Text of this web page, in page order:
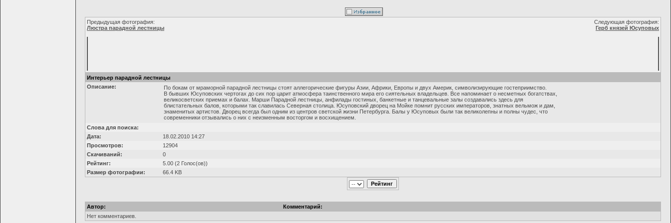
Предыдущая фотография:
Люстра парадной лестницы
Следующая фотография:
Герб князей Юсуповых
Интерьер парадной лестницы
Описание:
По бокам от мраморной парадной лестницы стоят аллегорические фигуры Азии, Африки, Европы и двух Америк, символизирующие гостеприимство.
В бывших Юсуповских чертогах до сих пор царит атмосфера таинственного мира его сиятельных владельцев. Все напоминает о несметных богатствах,
великосветских приемах и балах. Марши Парадной лестницы, анфилады гостиных, банкетные и танцевальные залы создавались здесь для
блистательных балов, которыми так славилась Северная столица. Юсуповский дворец на Мойке помнит русских императоров, знатных вельмож и дам,
знаменитых артистов. Дворец всегда был одним из центров светской жизни Петербурга. Балы у Юсуповых были так великолепны и полны чудес, что
современники отзывались о них с неизменным восторгом и восхищением.
Слова для поиска:
Дата:
18.02.2010 14:27
Просмотров:
12904
Скачиваний:
0
Рейтинг:
5.00 (2 Голос(ов))
Размер фотографии:
66.4 KB
Автор:
Комментарий:
Нет комментариев.